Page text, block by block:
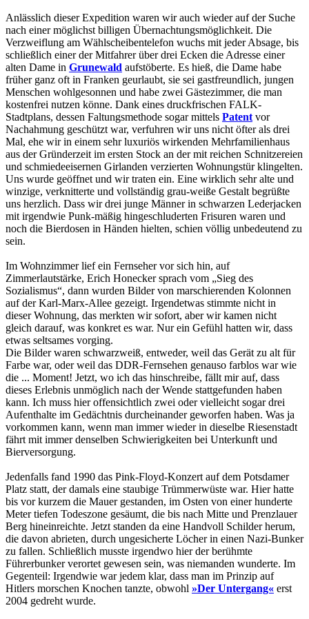
Anlässlich dieser Expedition waren wir auch wieder auf der Suche
nach einer möglichst billigen Übernachtungsmöglichkeit. Die
Verzweiflung am Wählscheibentelefon wuchs mit jeder Absage, bis
schließlich einer der Mitfahrer über drei Ecken die Adresse einer
alten Dame in Grunewald aufstöberte. Es hieß, die Dame habe
früher ganz oft in Franken geurlaubt, sie sei gastfreundlich, jungen
Menschen wohlgesonnen und habe zwei Gästezimmer, die man
kostenfrei nutzen könne. Dank eines druckfrischen FALK-
Stadtplans, dessen Faltungsmethode sogar mittels Patent vor
Nachahmung geschützt war, verfuhren wir uns nicht öfter als drei
Mal, ehe wir in einem sehr luxuriös wirkenden Mehrfamilienhaus
aus der Gründerzeit im ersten Stock an der mit reichen Schnitzereien
und schmiedeeisernen Girlanden verzierten Wohnungstür klingelten.
Uns wurde geöffnet und wir traten ein. Eine wirklich sehr alte und
winzige, verknitterte und vollständig grau-weiße Gestalt begrüßte
uns herzlich. Dass wir drei junge Männer in schwarzen Lederjacken
mit irgendwie Punk-mäßig hingeschluderten Frisuren waren und
noch die Bierdosen in Händen hielten, schien völlig unbedeutend zu
sein.
Im Wohnzimmer lief ein Fernseher vor sich hin, auf
Zimmerlautstärke, Erich Honecker sprach vom „Sieg des
Sozialismus“, dann wurden Bilder von marschierenden Kolonnen
auf der Karl-Marx-Allee gezeigt. Irgendetwas stimmte nicht in
dieser Wohnung, das merkten wir sofort, aber wir kamen nicht
gleich darauf, was konkret es war. Nur ein Gefühl hatten wir, dass
etwas seltsames vorging.
Die Bilder waren schwarzweiß, entweder, weil das Gerät zu alt für
Farbe war, oder weil das DDR-Fernsehen genauso farblos war wie
die ... Moment! Jetzt, wo ich das hinschreibe, fällt mir auf, dass
dieses Erlebnis unmöglich nach der Wende stattgefunden haben
kann. Ich muss hier offensichtlich zwei oder vielleicht sogar drei
Aufenthalte im Gedächtnis durcheinander geworfen haben. Was ja
vorkommen kann, wenn man immer wieder in dieselbe Riesenstadt
fährt mit immer denselben Schwierigkeiten bei Unterkunft und
Bierversorgung.
Jedenfalls fand 1990 das Pink-Floyd-Konzert auf dem Potsdamer
Platz statt, der damals eine staubige Trümmerwüste war. Hier hatte
bis vor kurzem die Mauer gestanden, im Osten von einer hunderte
Meter tiefen Todeszone gesäumt, die bis nach Mitte und Prenzlauer
Berg hineinreichte. Jetzt standen da eine Handvoll Schilder herum,
die davon abrieten, durch ungesicherte Löcher in einen Nazi-Bunker
zu fallen. Schließlich musste irgendwo hier der berühmte
Führerbunker verortet gewesen sein, was niemanden wunderte. Im
Gegenteil: Irgendwie war jedem klar, dass man im Prinzip auf
Hitlers morschen Knochen tanzte, obwohl »Der Untergang« erst
2004 gedreht wurde.